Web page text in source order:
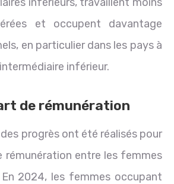
et occupent davantage
en particulier dans les pays à
inférieur.
de rémunération
progrès ont été réalisés pour
rémunération entre les femmes
2024, les femmes occupant